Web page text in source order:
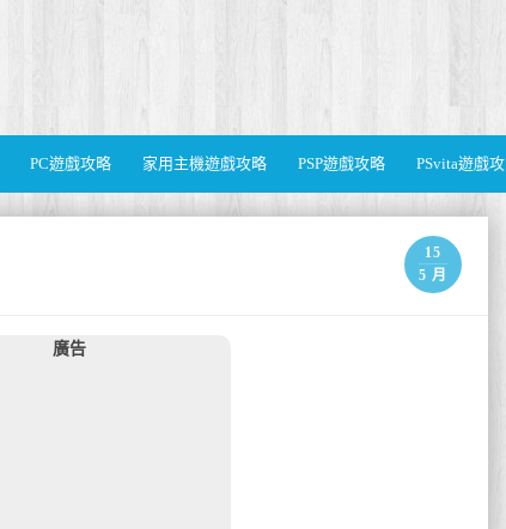
PC遊戲攻略 家用主機遊戲攻略 PSP遊戲攻略 PSvita遊戲
15
5 月
廣告